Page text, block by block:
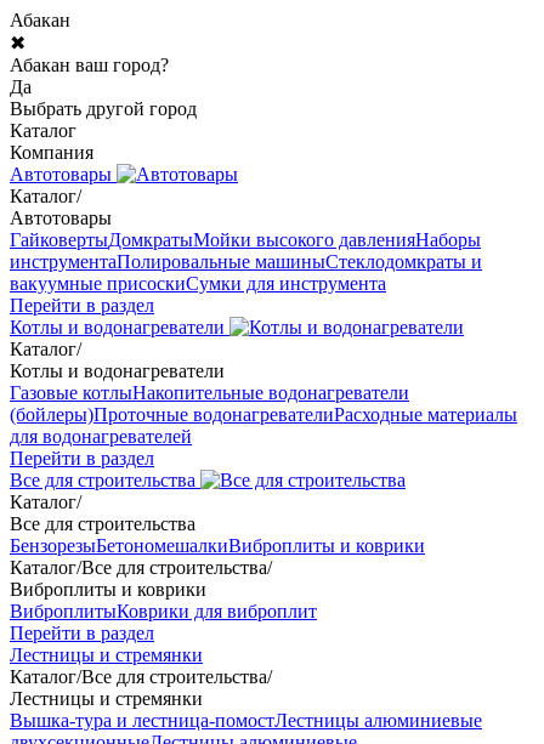
Абакан
✖
Абакан ваш город?
Да
Выбрать другой город
Каталог
Компания
Автотовары
Каталог/
Автотовары
ГайковертыДомкратыМойки высокого давленияНаборы
инструментаПолировальные машиныСтеклодомкраты и
вакуумные присоскиСумки для инструмента
Перейти в раздел
Котлы и водонагреватели
Каталог/
Котлы и водонагреватели
Газовые котлыНакопительные водонагреватели
(бойлеры)Проточные водонагревателиРасходные материалы
для водонагревателей
Перейти в раздел
Все для строительства
Каталог/
Все для строительства
БензорезыБетономешалкиВиброплиты и коврики
Каталог/Все для строительства/
Виброплиты и коврики
ВиброплитыКоврики для виброплит
Перейти в раздел
Лестницы и стремянки
Каталог/Все для строительства/
Лестницы и стремянки
Вышка-тура и лестница-помостЛестницы алюминиевые